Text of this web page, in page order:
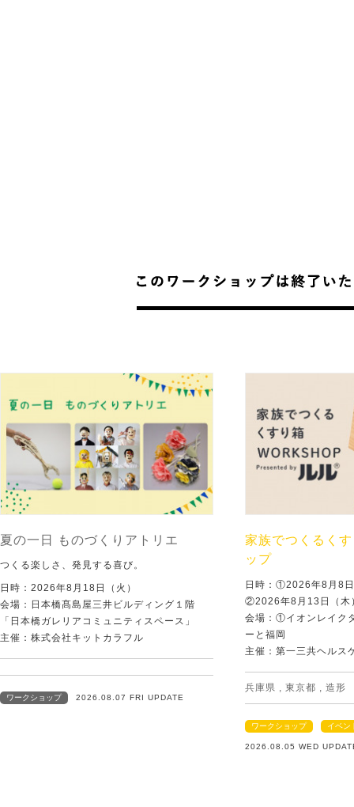
夏の一日 ものづくりアトリエ
つくる楽しさ、発見する喜び。
日時：2026年8月18日（火）
会場：日本橋髙島屋三井ビルディング１階
「日本橋ガレリアコミュニティスペース」
主催：株式会社キットカラフル
ワークショップ 2026.08.07 FRI UPDATE
家族でつくるく
ップ
日時：①2026年8月8
②2026年8月13日（木
会場：①イオンレイ
ーと福岡
主催：第一三共ヘルス
兵庫県 東京都 造形
ワークショップ イベン
2026.08.05 WED